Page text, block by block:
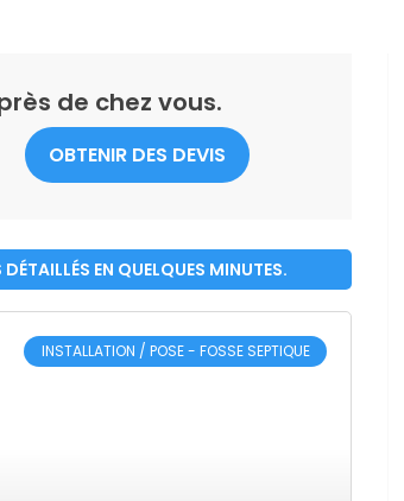
de chez vous.
OBTENIR DES DEVIS
EN QUELQUES MINUTES.
INSTALLATION / POSE - FOSSE SEPTIQUE